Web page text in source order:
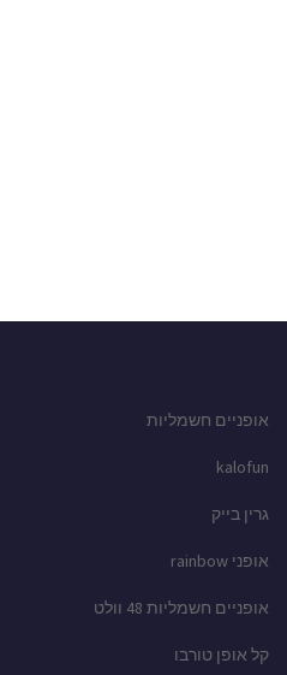
אופניים חשמליות
kalofun
גרין בייק
אופני rainbow
אופניים חשמליות 48 וולט
קל אופן טורבו